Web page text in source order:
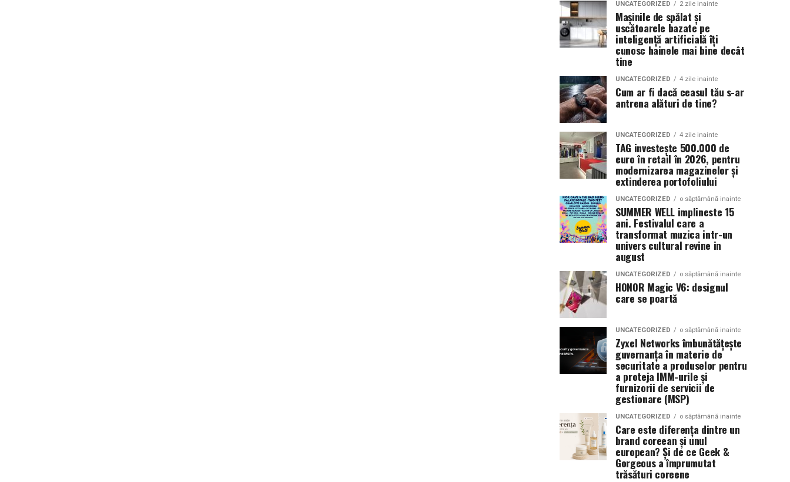
UNCATEGORIZED 2 zile inainte
Mașinile de spălat și
uscătoarele bazate pe
inteligență artificială îți
cunosc hainele mai bine decât
tine
UNCATEGORIZED 4 zile inainte
Cum ar fi dacă ceasul tău s-ar
antrena alături de tine?
UNCATEGORIZED 4 zile inainte
TAG investește 500.000 de
euro în retail în 2026, pentru
modernizarea magazinelor și
extinderea portofoliului
UNCATEGORIZED o săptămână inainte
SUMMER WELL implineste 15
ani. Festivalul care a
transformat muzica intr-un
univers cultural revine in
august
UNCATEGORIZED o săptămână inainte
HONOR Magic V6: designul
care se poartă
UNCATEGORIZED o săptămână inainte
Zyxel Networks îmbunătățește
guvernanța în materie de
securitate a produselor pentru
a proteja IMM-urile și
furnizorii de servicii de
gestionare (MSP)
UNCATEGORIZED o săptămână inainte
Care este diferența dintre un
brand coreean și unul
european? Și de ce Geek &
Gorgeous a împrumutat
trăsături coreene